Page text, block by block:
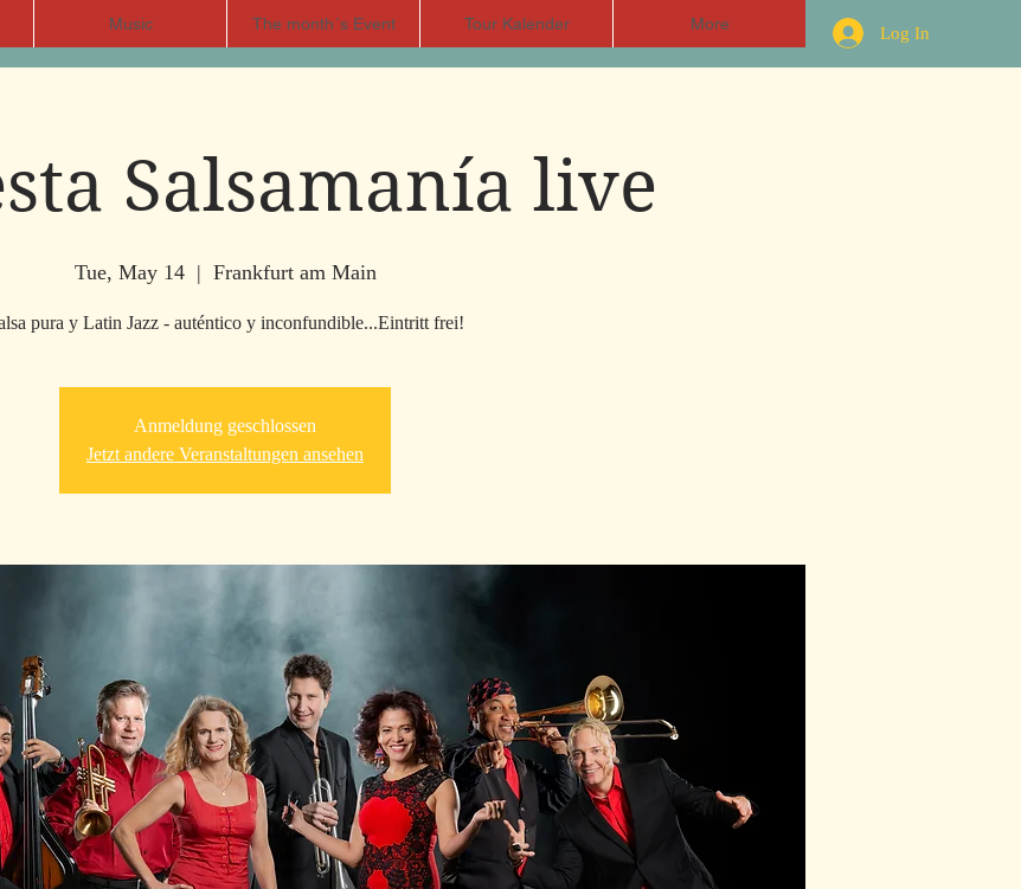
Music The month´s Event Tour Kalender More Log In
Salsamanía live
Tue, May 14
  |
Frankfurt am Main
pura y Latin Jazz - auténtico y inconfundible...Eintritt frei!
Anmeldung geschlossen
Jetzt andere Veranstaltungen ansehen